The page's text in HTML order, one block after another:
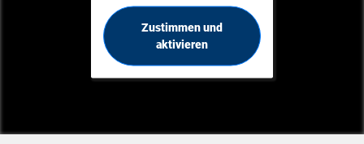
Zustimmen und
aktivieren